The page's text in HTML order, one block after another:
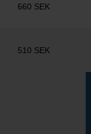
660 SEK
510 SEK